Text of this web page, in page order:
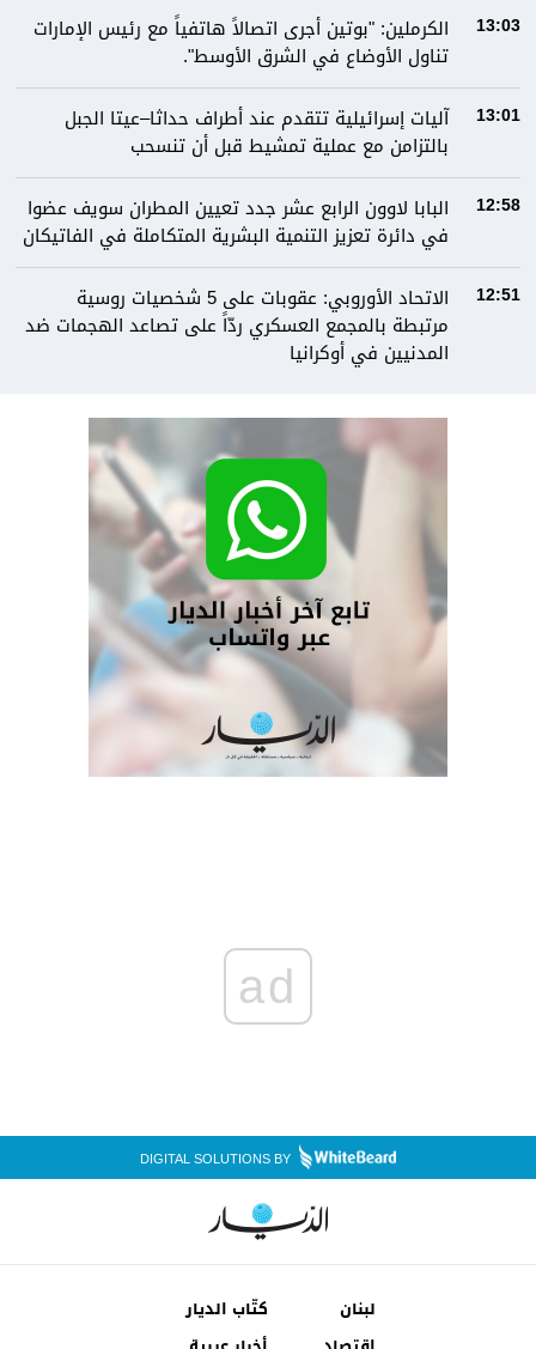
13:03
الكرملين: "بوتين أجرى اتصالاً هاتفياً مع رئيس الإمارات
تناول الأوضاع في الشرق الأوسط".
13:01
آليات إسرائيلية تتقدم عند أطراف حداثا–عيتا الجبل
بالتزامن مع عملية تمشيط قبل أن تنسحب
12:58
البابا لاوون الرابع عشر جدد تعيين المطران سويف عضوا
في دائرة تعزيز التنمية البشرية المتكاملة في الفاتيكان
12:51
الاتحاد الأوروبي: عقوبات على 5 شخصيات روسية
مرتبطة بالمجمع العسكري ردّاً على تصاعد الهجمات ضد
المدنيين في أوكرانيا
ad
DIGITAL SOLUTIONS BY
لبنان
كتّاب الديار